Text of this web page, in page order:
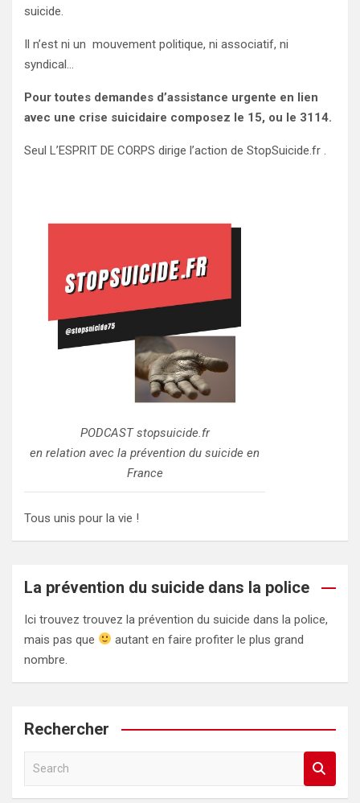
suicide.
Il n’est ni un mouvement politique, ni associatif, ni
syndical…
Pour toutes demandes d’assistance urgente en lien
avec une crise suicidaire composez le 15, ou le 3114.
Seul L’ESPRIT DE CORPS dirige l’action de StopSuicide.fr .
PODCAST stopsuicide.fr
en relation avec la prévention du suicide en
France
Tous unis pour la vie !
La prévention du suicide dans la police
Ici trouvez trouvez la prévention du suicide dans la police,
mais pas que
autant en faire profiter le plus grand
nombre.
Rechercher